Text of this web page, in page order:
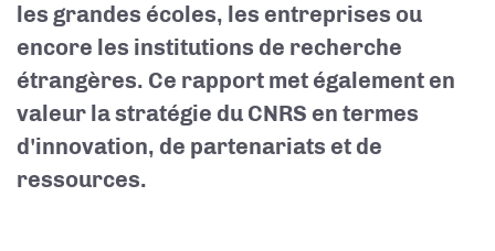
les grandes écoles, les entreprises ou
encore les institutions de recherche
étrangères. Ce rapport met également en
valeur la stratégie du CNRS en termes
d'innovation, de partenariats et de
ressources.